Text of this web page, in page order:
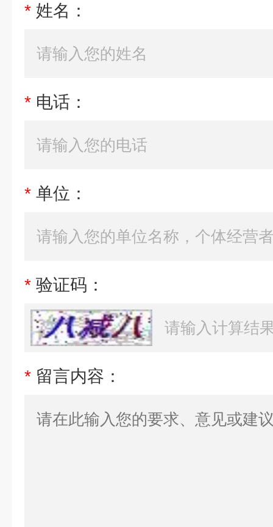
* 姓名：
* 电话：
* 单位：
* 验证码：
* 留言内容：